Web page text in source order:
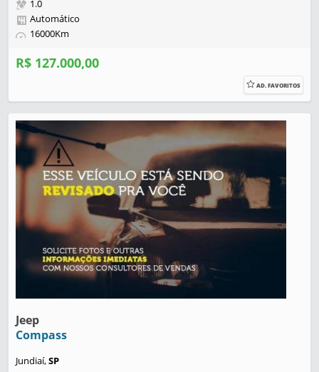
1.0
Automático
16000Km
R$ 127.000,00
AD. FAVORITOS
Jeep
Compass
Jundiaí,SP